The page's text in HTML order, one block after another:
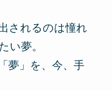
されるのは憧れ
い夢。
夢」を、今、手